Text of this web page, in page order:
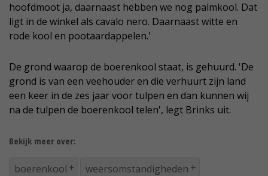
hoofdmoot ja, daarnaast hebben we nog palmkool. Dat
ligt in de winkel als cavalo nero. Daarnaast witte en
rode kool en pootaardappelen.'
De grond waarop de boerenkool staat, is gehuurd. 'De
grond is van een veehouder en die verhuurt zijn land
een keer in de zes jaar voor tulpen en dan kunnen wij
na de tulpen de boerenkool telen', legt Brinks uit.
Bekijk meer over:
boerenkool weersomstandigheden